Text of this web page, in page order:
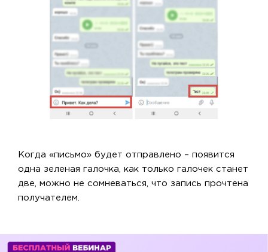
Когда «письмо» будет отправлено – появится
одна зеленая галочка, как только галочек станет
две, можно не сомневаться, что запись прочтена
получателем.